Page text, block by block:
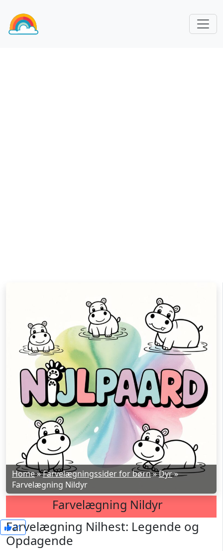
Home»Farvelægningssider for børn»Dyr»
Farvelægning Nildyr
Farvelægning Nildyr
21
Farvelægning Nilhest: Legende og
Opdagende